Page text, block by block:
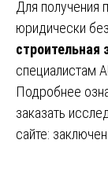
Для получения
юридически
строительная
специалистам
Подробнее
заказать
сайте: